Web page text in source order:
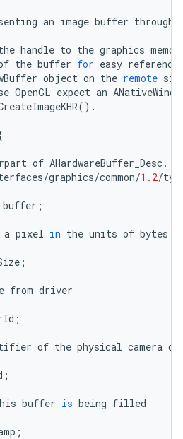
an image buffer through
handle to the graphics
the buffer for easy reference
object on the remote
OpenGL expect an
() .
of AHardwareBuffer_Desc.
/graphics/common/1.2/
buffer ;
a pixel in the units of bytes
;
from driver
;
of the physical camera
;
buffer is being filled
;